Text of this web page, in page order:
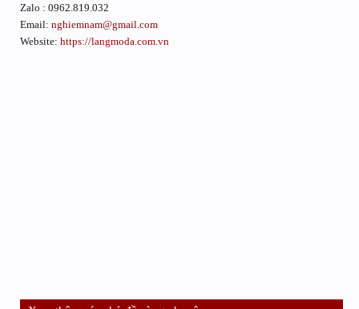
Zalo : 0962.819.032
Email: nghiemnam@gmail.com
Website: https://langmoda.com.vn